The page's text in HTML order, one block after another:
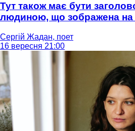
Тут також має бути
людиною, що зображена
Сергій Жадан, поет
16 вересня 21:00